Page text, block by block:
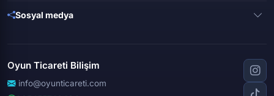
Free fire
Minecraft
Gta online
Lost ark
World of warcraft
Wolfteam
Sosyal medya
Discord
Youtube
Oyun Ticareti Bilişim
info@oyunticareti.com